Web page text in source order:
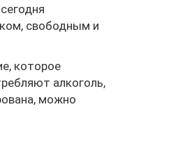
свободным и
которое
алкоголь,
можно